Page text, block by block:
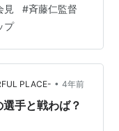
督を引き合いに
レッシャーなん
、屁の突っ張り
踏み台なんで」
が与えられたの
見 #斉藤仁監督
プ
PLACE- • 4年前
手と戦わば？